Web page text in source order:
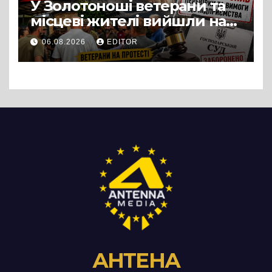
У Золотоноші ветерани та
місцеві жителі вийшли на
протест до стін
підприємства ТОВ «Омега
Три», що займається
06.08.2026 EDITOR
АНТЕНА